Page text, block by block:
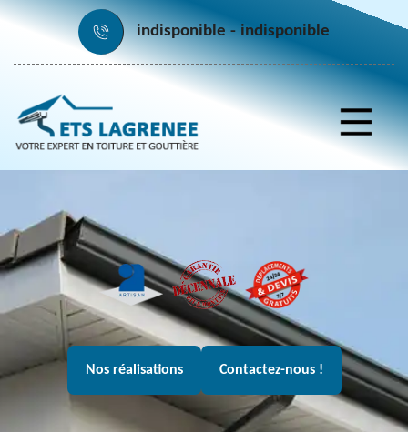
indisponible indisponible
Nos réalisations Contactez-nous !